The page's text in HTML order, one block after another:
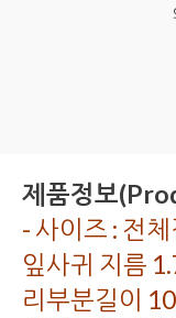
제품정보
- 사이즈 : 전
잎사귀 지름
리부분길이